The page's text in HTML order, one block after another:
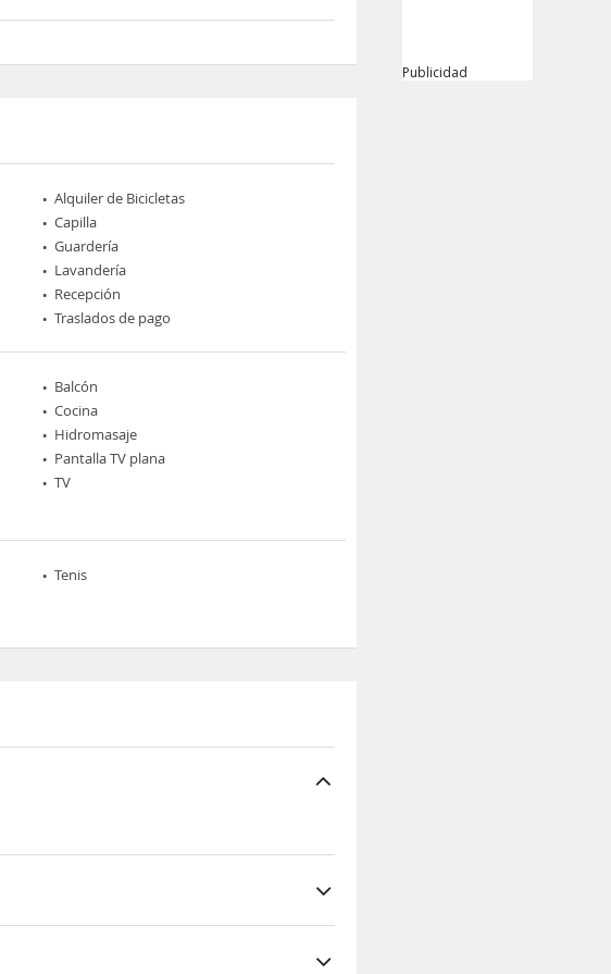
Alquiler de Bicicletas
Capilla
Guardería
Lavandería
Recepción
Traslados de pago
Balcón
Cocina
Hidromasaje
Pantalla TV plana
TV
Tenis
Publicidad